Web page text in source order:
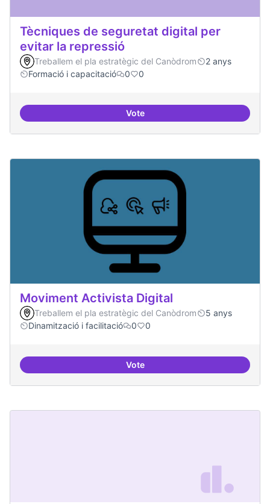
Tècniques de seguretat digital per
evitar la repressió
Treballem el pla estratègic del Canòdrom
2 anys
Formació i capacitació
0 0
VoteTècniques de seguretat digital
Moviment Activista Digital
Treballem el pla estratègic del Canòdrom
5 anys
Dinamització i facilitació
0 0
VoteMoviment Activista Digital